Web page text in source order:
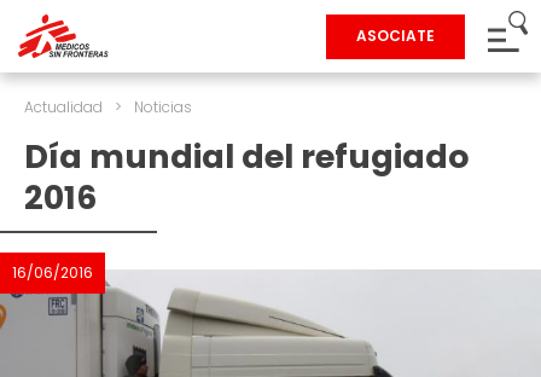
ASOCIATE
Actualidad > Noticias
Día mundial del refugiado
2016
16/06/2016